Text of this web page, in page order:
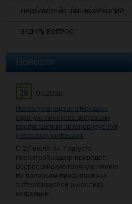
ПРОТИВОДЕЙСТВИЕ КОРРУПЦИИ
ЗАДАТЬ ВОПРОС
Новости
28
07.2026
Роспотребнадзор открывает
горячую линию по вопросам
профилактики энтеровирусной
(неполио) инфекции
С 27 июля по 7 августа
Роспотребнадзор проведет
Всероссийскую горячую линию
по вопросам профилактики
энтеровирусной (неполио)
инфекции.